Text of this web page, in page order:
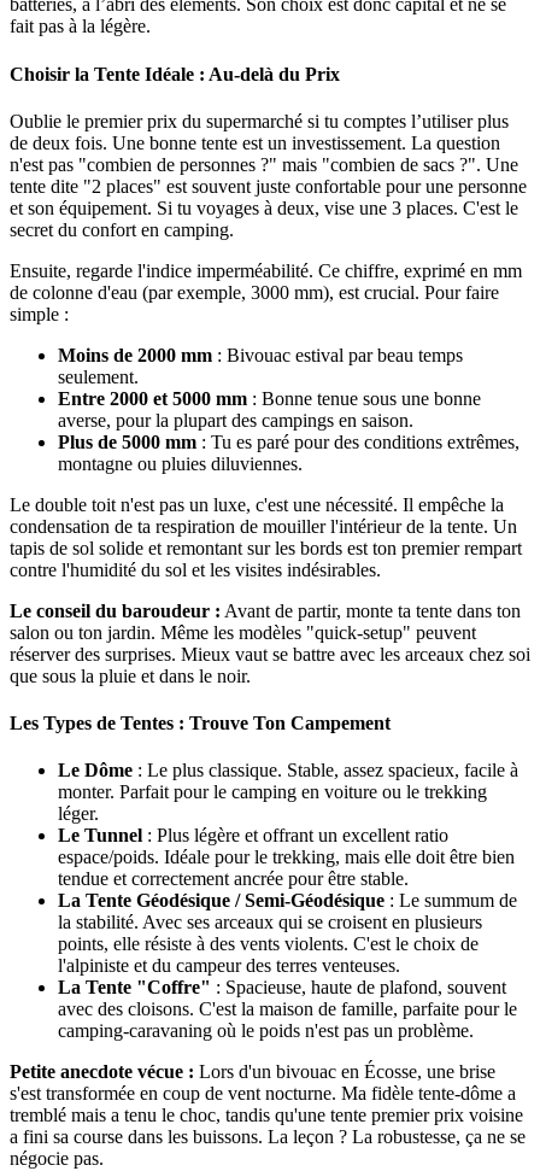
batteries, à l’abri des éléments. Son choix est donc capital et ne se
fait pas à la légère.
Choisir la Tente Idéale : Au-delà du Prix
Oublie le premier prix du supermarché si tu comptes l’utiliser plus
de deux fois. Une bonne tente est un investissement. La question
n'est pas "combien de personnes ?" mais "combien de sacs ?". Une
tente dite "2 places" est souvent juste confortable pour une personne
et son équipement. Si tu voyages à deux, vise une 3 places. C'est le
secret du confort en camping.
Ensuite, regarde l'indice imperméabilité. Ce chiffre, exprimé en mm
de colonne d'eau (par exemple, 3000 mm), est crucial. Pour faire
simple :
Moins de 2000 mm : Bivouac estival par beau temps
seulement.
Entre 2000 et 5000 mm : Bonne tenue sous une bonne
averse, pour la plupart des campings en saison.
Plus de 5000 mm : Tu es paré pour des conditions extrêmes,
montagne ou pluies diluviennes.
Le double toit n'est pas un luxe, c'est une nécessité. Il empêche la
condensation de ta respiration de mouiller l'intérieur de la tente. Un
tapis de sol solide et remontant sur les bords est ton premier rempart
contre l'humidité du sol et les visites indésirables.
Le conseil du baroudeur : Avant de partir, monte ta tente dans ton
salon ou ton jardin. Même les modèles "quick-setup" peuvent
réserver des surprises. Mieux vaut se battre avec les arceaux chez soi
que sous la pluie et dans le noir.
Les Types de Tentes : Trouve Ton Campement
Le Dôme : Le plus classique. Stable, assez spacieux, facile à
monter. Parfait pour le camping en voiture ou le trekking
léger.
Le Tunnel : Plus légère et offrant un excellent ratio
espace/poids. Idéale pour le trekking, mais elle doit être bien
tendue et correctement ancrée pour être stable.
La Tente Géodésique / Semi-Géodésique : Le summum de
la stabilité. Avec ses arceaux qui se croisent en plusieurs
points, elle résiste à des vents violents. C'est le choix de
l'alpiniste et du campeur des terres venteuses.
La Tente "Coffre" : Spacieuse, haute de plafond, souvent
avec des cloisons. C'est la maison de famille, parfaite pour le
camping-caravaning où le poids n'est pas un problème.
Petite anecdote vécue : Lors d'un bivouac en Écosse, une brise
s'est transformée en coup de vent nocturne. Ma fidèle tente-dôme a
tremblé mais a tenu le choc, tandis qu'une tente premier prix voisine
a fini sa course dans les buissons. La leçon ? La robustesse, ça ne se
négocie pas.